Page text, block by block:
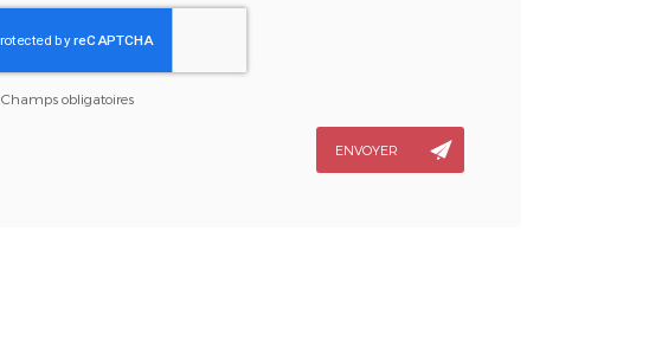
Champs obligatoires